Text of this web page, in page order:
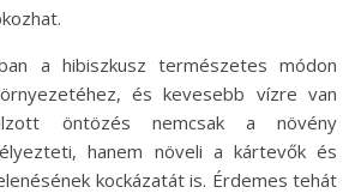
a hibiszkusz természetes módon
és kevesebb vízre van
öntözés nemcsak a növény
hanem növeli a kártevők és
kockázatát is. Érdemes tehát